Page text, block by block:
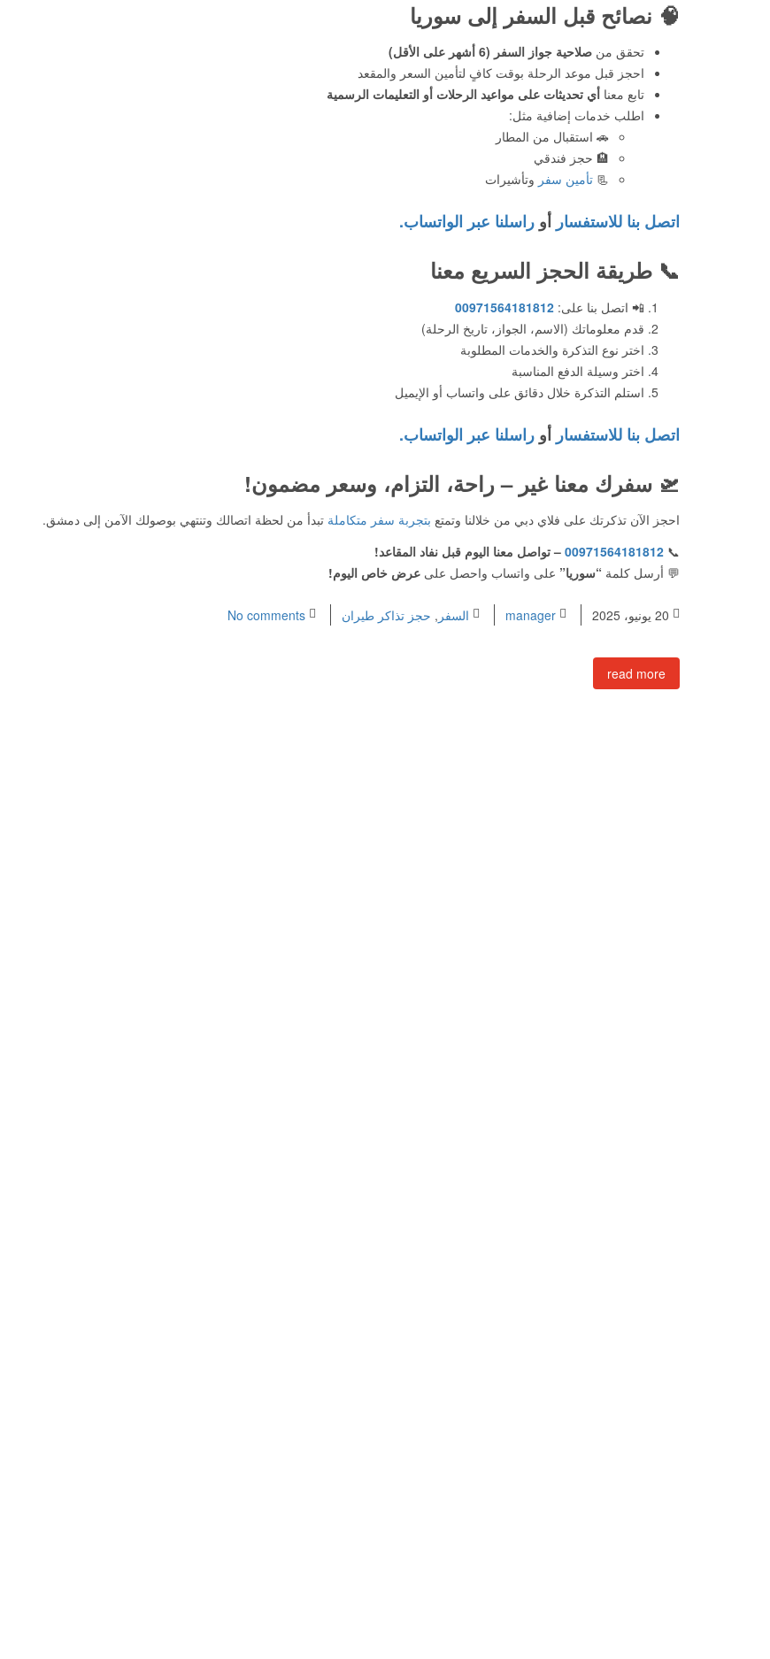
🧠 نصائح قبل السفر إلى سوريا
تحقق من صلاحية جواز السفر (6 أشهر على الأقل)
احجز قبل موعد الرحلة بوقت كافٍ لتأمين السعر والمقعد
تابع معنا أي تحديثات على مواعيد الرحلات أو التعليمات الرسمية
اطلب خدمات إضافية مثل:
🚗 استقبال من المطار
🏨 حجز فندقي
📃 تأمين سفر وتأشيرات
اتصل بنا للاستفسار أو راسلنا عبر الواتساب.
📞 طريقة الحجز السريع معنا
📲 اتصل بنا على: 00971564181812
قدم معلوماتك (الاسم، الجواز، تاريخ الرحلة)
اختر نوع التذكرة والخدمات المطلوبة
اختر وسيلة الدفع المناسبة
استلم التذكرة خلال دقائق على واتساب أو الإيميل
اتصل بنا للاستفسار أو راسلنا عبر الواتساب.
🛫 سفرك معنا غير – راحة، التزام، وسعر مضمون!
احجز الآن تذكرتك على فلاي دبي من خلالنا وتمتع بتجربة سفر متكاملة تبدأ من لحظة اتصالك وتنتهي بوصولك الآمن إلى دمشق.
📞
00971564181812 – تواصل معنا اليوم قبل نفاد المقاعد!
💬 أرسل كلمة “سوريا” على واتساب واحصل على عرض خاص اليوم!
manager السفر , حجز تذاكر طيران No comments
read more